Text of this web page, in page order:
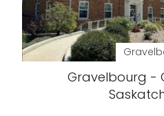
Gravelbourg -